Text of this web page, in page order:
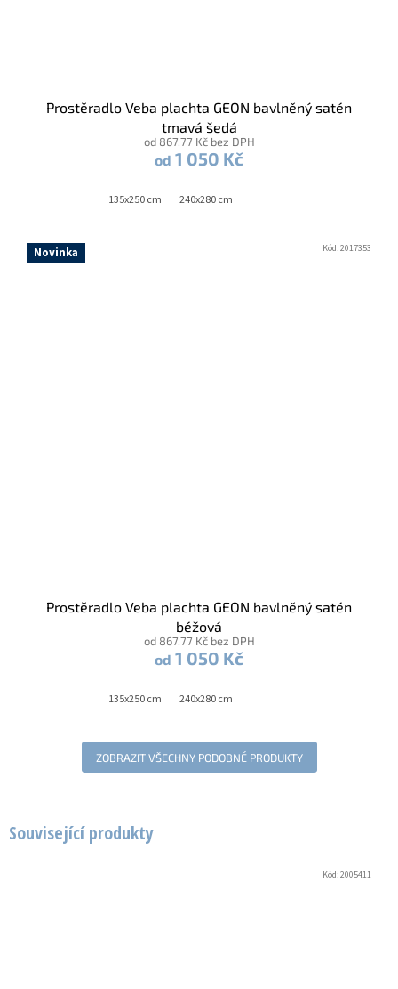
Související produkty
Kód:2005411
Prostěradlo Veba plachta GEON bavlněný satén
tmavá šedá
od 867,77 Kč bez DPH
od 1 050 Kč
135x250 cm 240x280 cm
Novinka
Prostěradlo Veba plachta GEON bavlněný satén
béžová
od 867,77 Kč bez DPH
od 1 050 Kč
135x250 cm 240x280 cm
Kód:2017353
ZOBRAZIT VŠECHNY PODOBNÉ PRODUKTY